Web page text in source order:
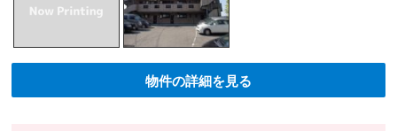
物件の詳細を見る